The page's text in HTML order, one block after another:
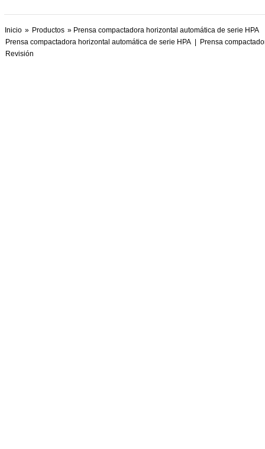
Inicio » Productos » Prensa compactadora horizontal automática de serie HPA
Prensa compactadora horizontal automática de serie HPA
Prensa
Revisión